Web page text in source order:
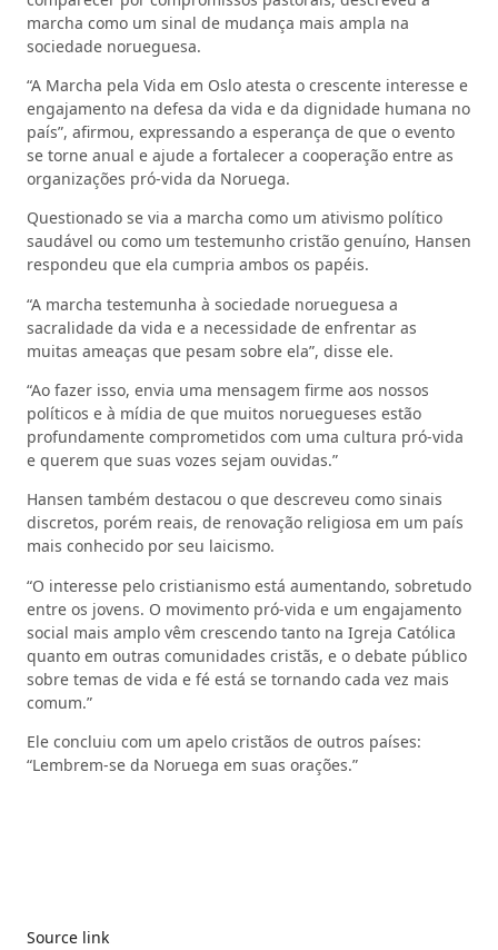
marcha como um sinal de mudança mais ampla na
sociedade norueguesa.
“A Marcha pela Vida em Oslo atesta o crescente interesse e
engajamento na defesa da vida e da dignidade humana no
país”, afirmou, expressando a esperança de que o evento
se torne anual e ajude a fortalecer a cooperação entre as
organizações pró‑vida da Noruega.
Questionado se via a marcha como um ativismo político
saudável ou como um testemunho cristão genuíno, Hansen
respondeu que ela cumpria ambos os papéis.
“A marcha testemunha à sociedade norueguesa a
sacralidade da vida e a necessidade de enfrentar as
muitas ameaças que pesam sobre ela”, disse ele.
“Ao fazer isso, envia uma mensagem firme aos nossos
políticos e à mídia de que muitos noruegueses estão
profundamente comprometidos com uma cultura pró‑vida
e querem que suas vozes sejam ouvidas.”
Hansen também destacou o que descreveu como sinais
discretos, porém reais, de renovação religiosa em um país
mais conhecido por seu laicismo.
“O interesse pelo cristianismo está aumentando, sobretudo
entre os jovens. O movimento pró‑vida e um engajamento
social mais amplo vêm crescendo tanto na Igreja Católica
quanto em outras comunidades cristãs, e o debate público
sobre temas de vida e fé está se tornando cada vez mais
comum.”
Ele concluiu com um apelo cristãos de outros países:
“Lembrem‑se da Noruega em suas orações.”
Source link